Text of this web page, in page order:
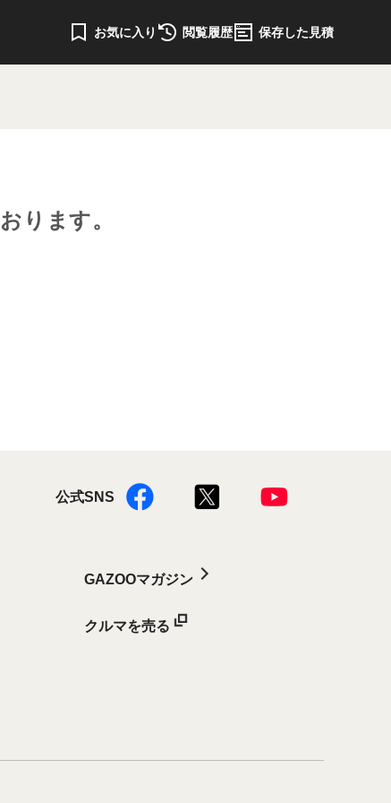
お気に入り 閲覧履歴 保存した見積
ります。
公式SNS
GAZOOマガジン
クルマを売る